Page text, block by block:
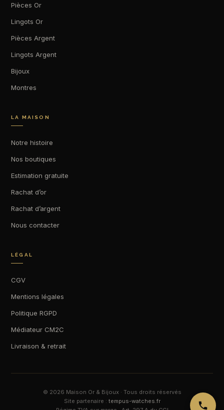
Pièces Or
Lingots Or
Pièces Argent
Lingots Argent
Bijoux
Montres
LA MAISON
Notre histoire
Nos boutiques
Estimation gratuite
Rachat d’or
Rachat d’argent
Nous contacter
LÉGAL
CGV
Mentions légales
Politique RGPD
Médiateur CM2C
Livraison & retrait
© 2026 Maison Or & Bijoux · Tous droits réservés
Site partenaire : tempus-watches.fr